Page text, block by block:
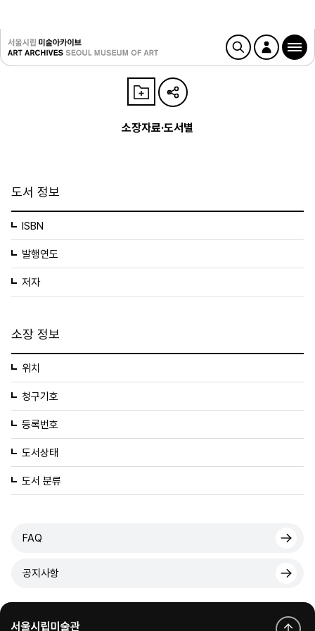
소장자료·도서별
도서 정보
ISBN
발행연도
저자
소장 정보
위치
청구기호
등록번호
도서상태
도서 분류
FAQ
공지사항